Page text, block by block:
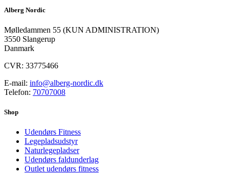
pris
9.900,00 kr.. 2.800,00 kr..
Alberg Nordic
​Mølledammen 55 (KUN ADMINISTRATION)
3550 Slangerup
Danmark
CVR: 33775466
E-mail: info@alberg-nordic.dk
Telefon: 70707008
Shop
Udendørs Fitness
Legepladsudstyr
Naturlegepladser
Udendørs faldunderlag
Outlet udendørs fitness